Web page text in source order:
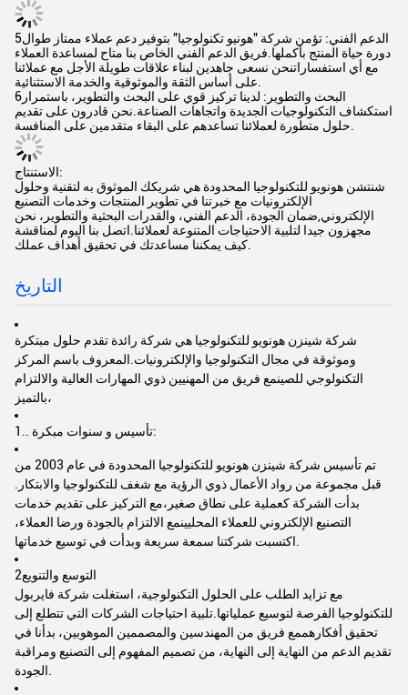
5الدعم الفني: تؤمن شركة "هونيو تكنولوجيا" بتوفير دعم عملاء ممتاز طوال
دورة حياة المنتج بأكملها.فريق الدعم الفني الخاص بنا متاح لمساعدة العملاء
مع أي استفساراتنحن نسعى جاهدين لبناء علاقات طويلة الأجل مع عملائنا
على أساس الثقة والموثوقية والخدمة الاستثنائية.
6البحث والتطوير: لدينا تركيز قوي على البحث والتطوير، باستمرار
استكشاف التكنولوجيات الجديدة واتجاهات الصناعة.نحن قادرون على تقديم
حلول متطورة لعملائنا تساعدهم على البقاء متقدمين على المنافسة.
الاستنتاج:
شنتشن هونويو للتكنولوجيا المحدودة هي شريكك الموثوق به لتقنية وحلول
الإلكترونيات مع خبرتنا في تطوير المنتجات وخدمات التصنيع
الإلكتروني,ضمان الجودة، الدعم الفني، والقدرات البحثية والتطوير، نحن
مجهزون جيدا لتلبية الاحتياجات المتنوعة لعملائنا.اتصل بنا اليوم لمناقشة
كيف يمكننا مساعدتك في تحقيق أهداف عملك.
التاريخ
شركة شينزن هونويو للتكنولوجيا هي شركة رائدة تقدم حلول مبتكرة
وموثوقة في مجال التكنولوجيا والإلكترونيات.المعروف باسم المركز
التكنولوجي للصينمع فريق من المهنيين ذوي المهارات العالية والالتزام
بالتميز،
1.. تأسيس و سنوات مبكرة:
تم تأسيس شركة شينزن هونويو للتكنولوجيا المحدودة في عام 2003 من
قبل مجموعة من رواد الأعمال ذوي الرؤية مع شغف للتكنولوجيا والابتكار.
بدأت الشركة كعملية على نطاق صغير،مع التركيز على تقديم خدمات
التصنيع الإلكتروني للعملاء المحليينمع الالتزام بالجودة ورضا العملاء،
اكتسبت شركتنا سمعة سريعة وبدأت في توسيع خدماتها.
2التوسع والتنويع
مع تزايد الطلب على الحلول التكنولوجية، استغلت شركة فايربول
للتكنولوجيا الفرصة لتوسيع عملياتها.تلبية احتياجات الشركات التي تتطلع إلى
تحقيق أفكارهممع فريق من المهندسين والمصممين الموهوبين، بدأنا في
تقديم الدعم من النهاية إلى النهاية، من تصميم المفهوم إلى التصنيع ومراقبة
الجودة.